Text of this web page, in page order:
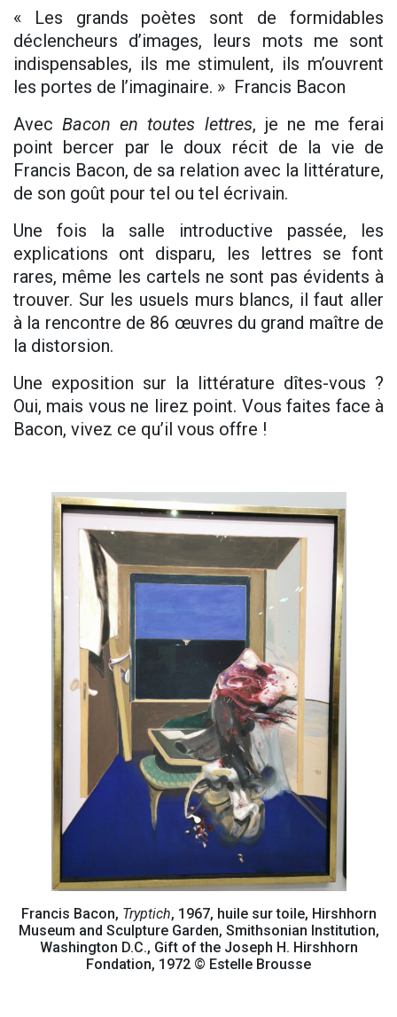
« Les grands poètes sont de formidables
déclencheurs d’images, leurs mots me sont
indispensables, ils me stimulent, ils m’ouvrent
les portes de l’imaginaire. » Francis Bacon
AvecBacon en toutes lettres, je ne me ferai
point bercer par le doux récit de la vie de
Francis Bacon, de sa relation avec la littérature,
de son goût pour tel ou tel écrivain.
Une fois la salle introductive passée, les
explications ont disparu, les lettres se font
rares, même les cartels ne sont pas évidents à
trouver. Sur les usuels murs blancs, il faut aller
à la rencontre de 86 œuvres du grand maître de
la distorsion.
Une exposition sur la littérature dîtes-vous ?
Oui, mais vous ne lirez point. Vous faites face à
Bacon, vivez ce qu’il vous offre !
Francis Bacon, Tryptich, 1967, huile sur toile, Hirshhorn
Museum and Sculpture Garden, Smithsonian Institution,
Washington D.C., Gift of the Joseph H. Hirshhorn
Fondation, 1972 © Estelle Brousse